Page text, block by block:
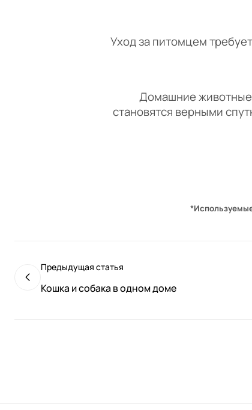
Уход за питомцем
Домашние животные
становятся верными
Предыдущая статья
Кошка и собака в одном доме